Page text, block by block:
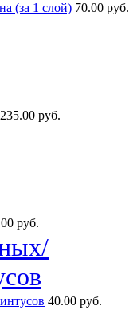
(за 1 слой) 70.00 руб.
235.00 руб.
руб.
40.00 руб.